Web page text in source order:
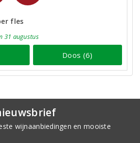
fles
31 augustus
Doos (6)
wijnaanbiedingen en mooiste